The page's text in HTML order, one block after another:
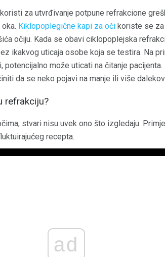
za utvrđivanje potpune refrakcione
Kiklopoplegične kapi za oči koriste se
očiju. Kada se obavi ciklopoplejska
ikakvog uticaja osobe koja se testira. Na
može uticati na čitanje
da se neko pojavi na manje ili više
refrakciju?
stvari nisu uvek ono što izgledaju.
recepta.
ad